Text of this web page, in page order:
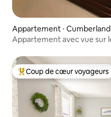
Appartement ⋅ Cumberland
Appartement avec vue sur
Coups de cœur voyageurs
Coup de cœur voyageurs